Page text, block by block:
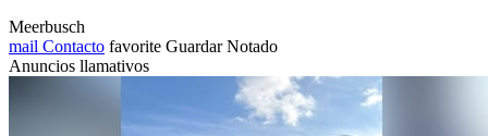
Meerbusch
mail Contacto favorite Guardar Notado
Anuncios llamativos